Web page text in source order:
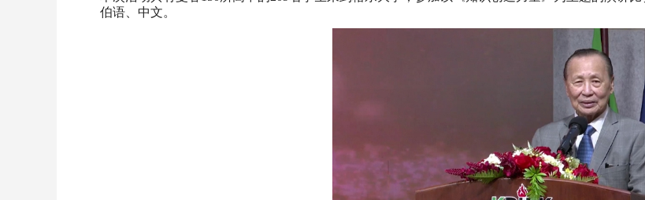
伯语、中文。